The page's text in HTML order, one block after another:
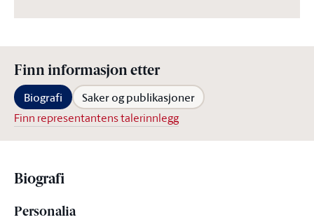
Finn informasjon etter
Biografi Saker og publikasjoner
Finn representantens talerinnlegg
Biografi
Personalia